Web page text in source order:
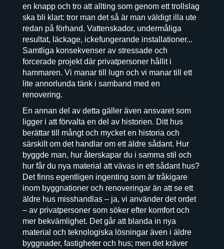
en knapp och tro att allting som genom ett trollslag
ska bli klart: tror man det så är man väldigt illa ute
redan på förhand. Vattenskador, undermåliga
resultat, läckage, ickefungerande installationer...
Samtliga konsekvenser av stressade och
forcerade projekt där privatpersoner hållit i
hammaren. Vi manar till lugn och vi manar till ett
lite annorlunda tänk i samband med en
renovering.
En annan del av detta gäller även ansvaret som
ligger i att förvalta en del av historien. Ditt hus
berättar till mångt och mycket en historia och
särskilt om det handlar om ett äldre sådant. Hur
byggde man, hur återskapar du i samma stil och
hur får du nya material att vävas in ett sådant hus?
Det finns egentligen ingenting som är tråkigare
inom byggnationer och renoveringar än att se ett
äldre hus misshandlas – ja, vi använder det ordet
– av privatpersoner som söker efter komfort och
mer bekvämlighet. Det går att blanda in nya
material och teknologiska lösningar även i äldre
byggnader, fastigheter och hus; men det kräver